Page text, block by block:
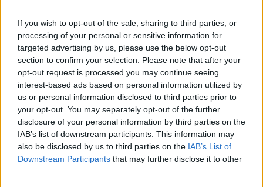
If you wish to opt-out of the sale, sharing to third parties, or
processing of your personal or sensitive information for
targeted advertising by us, please use the below opt-out
section to confirm your selection. Please note that after your
opt-out request is processed you may continue seeing
interest-based ads based on personal information utilized by
us or personal information disclosed to third parties prior to
your opt-out. You may separately opt-out of the further
disclosure of your personal information by third parties on the
IAB’s list of downstream participants. This information may
also be disclosed by us to third parties on the IAB’s List of
Downstream Participants that may further disclose it to other
“È il primo monumento funebre di un cittadino straniero accolto in
Santa Croce e quindi ha un altissimo valore simbolico, rimanda a
quella società cosmopolita, popolata da personaggi nobili e colti,
che percorreva l’Europa scegliendo spesso di stabilirsi a Firenze
dove animava la vita culturale e civile”, ha messo in evidenza
Acidini.
Inner Wheel Club Firenze Medicea, attraverso ilcontributo
numerosi restauri, accompagna l’Opera di Santa Croce nella sua
missione di tutela e salvaguardia sin dal 1998, e Acidini non ha
fatto mancare il suo ringraziamento verso il prezioso sostegno.
Paola Rosa ha raccontato di unrestaurocondotto con cura e
passione: è stata effettuata un’approfondita pulitura delle superfici,